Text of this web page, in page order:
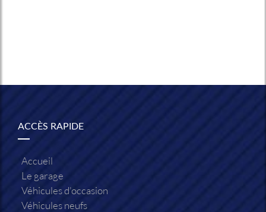
ACCÈS RAPIDE
Accueil
Le garage
Véhicules d'occasion
Véhicules neufs